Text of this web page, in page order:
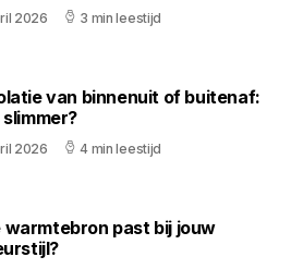
2026 3 min leestijd
van binnenuit of buitenaf:
2026 4 min leestijd
warmtebron past bij jouw